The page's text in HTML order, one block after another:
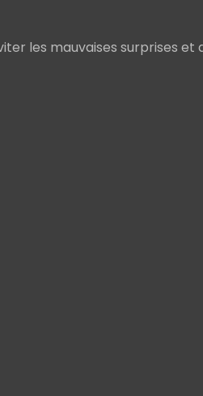
les mauvaises surprises et